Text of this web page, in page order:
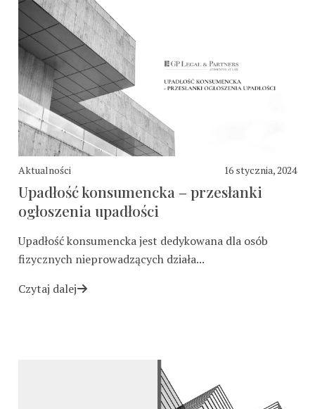
Aktualności 16 stycznia, 2024
Upadłość konsumencka – przesłanki
ogłoszenia upadłości
Upadłość konsumencka jest dedykowana dla osób
fizycznych nieprowadzących działa...
Czytaj dalej